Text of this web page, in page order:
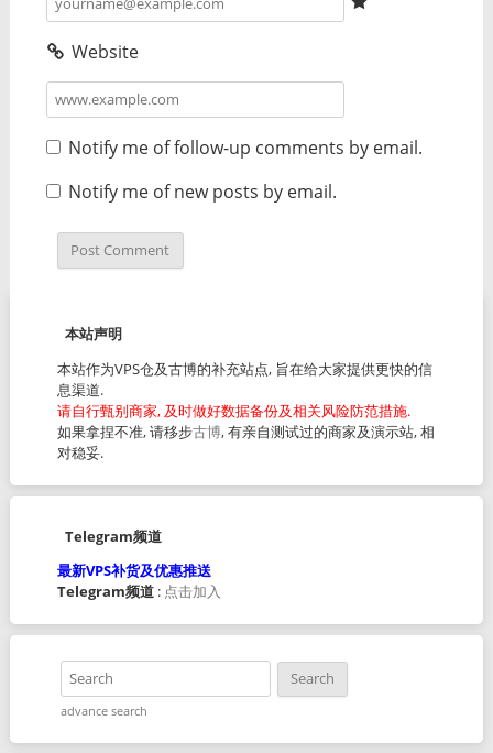
Website
Notify me of follow-up comments by email.
Notify me of new posts by email.
本站声明
本站作为VPS仓及古博的补充站点, 旨在给大家提供更快的信
息渠道.
请自行甄别商家, 及时做好数据备份及相关风险防范措施.
如果拿捏不准, 请移步古博, 有亲自测试过的商家及演示站, 相
对稳妥.
Telegram频道
最新VPS补货及优惠推送
Telegram频道: 点击加入
advance search